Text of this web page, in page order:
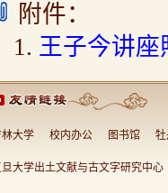
附件：
王子今讲座
林大学 校内办公 图书馆
大学出土文献与古文字研究中心